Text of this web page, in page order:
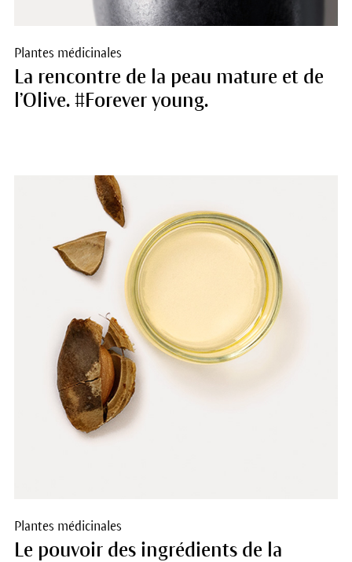
Plantes médicinales
La rencontre de la peau mature et de
l’Olive. #Forever young.
Plantes médicinales
Le pouvoir des ingrédients de la